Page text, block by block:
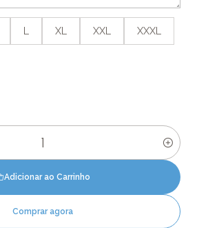
L XL XXL XXXL
Adicionar ao Carrinho
Comprar agora